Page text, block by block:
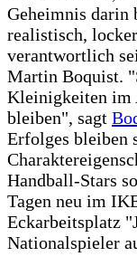
Geheimnis darin
realistisch,
verantwortlich
Martin Boquist.
Kleinigkeiten im
bleiben", sagt
Erfolges bleiben
Handball-Stars
Tagen neu im
Eckarbeitsplatz
Nationalspieler